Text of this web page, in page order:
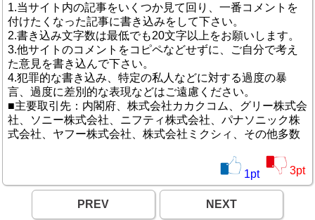
1.当サイト内の記事をいくつか見て回り、一番コメントを
付けたくなった記事に書き込みをして下さい。
2.書き込み文字数は最低でも20文字以上をお願いします。
3.他サイトのコメントをコピペなどせずに、ご自分で考え
た意見を書き込んで下さい。
4.犯罪的な書き込み、特定の私人などに対する過度の暴
言、過度に差別的な表現などはご遠慮ください。
■主要取引先：内閣府、株式会社カカクコム、グリー株式会
社、ソニー株式会社、ニフティ株式会社、パナソニック株
式会社、ヤフー株式会社、株式会社ミクシィ、その他多数
1pt 3pt
PREV NEXT